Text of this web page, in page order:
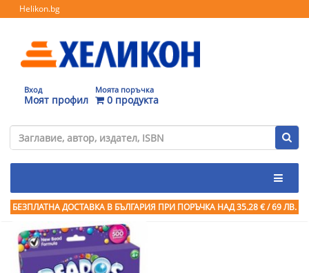
Helikon.bg
Вход
Моят профил
Моята поръчка
0 продукта
БЕЗПЛАТНА ДОСТАВКА В БЪЛГАРИЯ ПРИ ПОРЪЧКА НАД 35.28 € / 69 ЛВ.